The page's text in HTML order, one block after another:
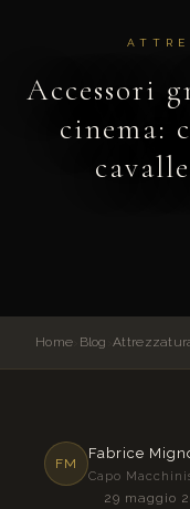
Accessori
cinema:
Home Blog ›
FM
Fabrice
Capo
29 maggio